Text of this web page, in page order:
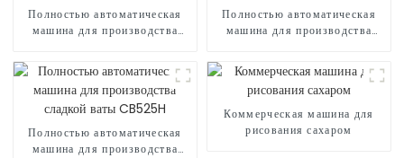
Полностью автоматическая
машина для производства
Полностью автоматическая
машина для производства
Полностью автоматическая
машина для производства
Коммерческая машина для
рисования сахаром